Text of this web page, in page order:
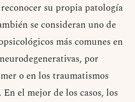
su propia patología
se consideran uno de
más comunes en
por
o en los traumatismos
el mejor de los casos, los